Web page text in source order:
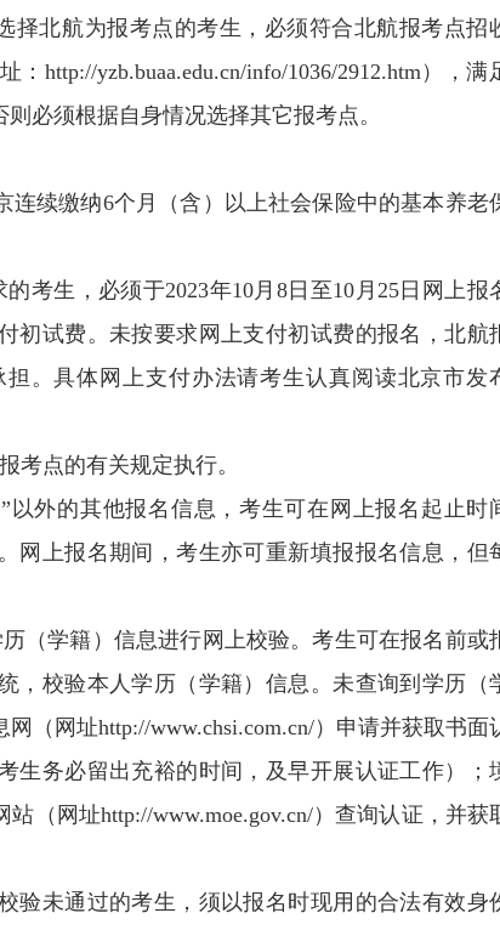
择北航为报考点的考生，必须符合北航报考点招
http://yzb.buaa.edu.cn/info/1036/2912.htm），满
必须根据自身情况选择其它报考点。
续缴纳6个月（含）以上社会保险中的基本养老
考生，必须于2023年10月8日至10月25日网上报
初试费。未按要求网上支付初试费的报名，北航
。具体网上支付办法请考生认真阅读北京市发
考点的有关规定执行。
以外的其他报名信息，考生可在网上报名起止时
网上报名期间，考生亦可重新填报报名信息，但
（学籍）信息进行网上校验。考生可在报名前或
，校验本人学历（学籍）信息。未查询到学历（
（网址http://www.chsi.com.cn/）申请并获取书面
生务必留出充裕的时间，及早开展认证工作）；
（网址http://www.moe.gov.cn/）查询认证，并获
验未通过的考生，须以报名时现用的合法有效身